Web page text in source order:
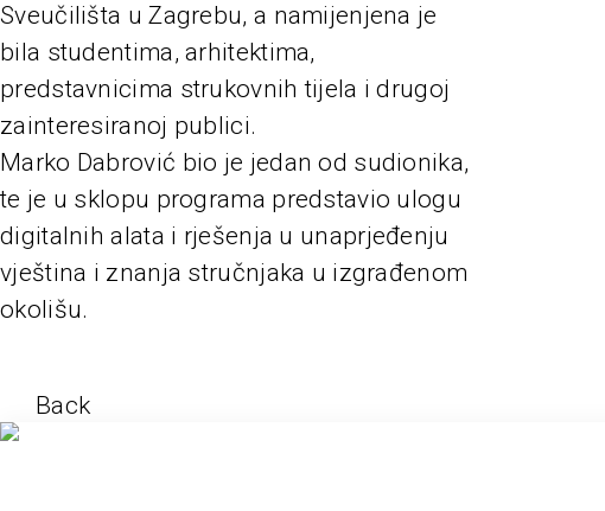
Sveučilišta u Zagrebu, a namijenjena je
bila studentima, arhitektima,
predstavnicima strukovnih tijela i drugoj
zainteresiranoj publici.
Marko Dabrović bio je jedan od sudionika,
te je u sklopu programa predstavio ulogu
digitalnih alata i rješenja u unaprjeđenju
vještina i znanja stručnjaka u izgrađenom
okolišu.
Back